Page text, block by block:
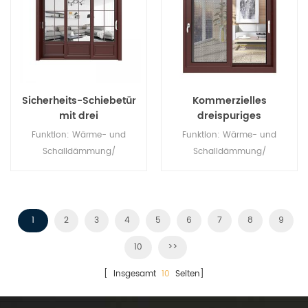
Sicherheits-Schiebetür
mit drei
Verbindungselementen
Funktion: Wärme- und
Schalldämmung/
Kommerzielles
dreispuriges
horizontales
Schiebefenster aus
Funktion: Wärme- und
Schalldämmung/
1
2 3 4 5 6 7 8 9
10 >>
[ Insgesamt 10 Seiten]